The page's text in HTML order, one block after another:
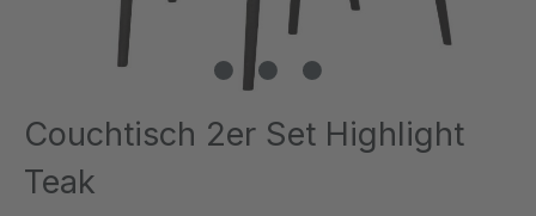
Couchtisch 2er Set Highlight
Teak